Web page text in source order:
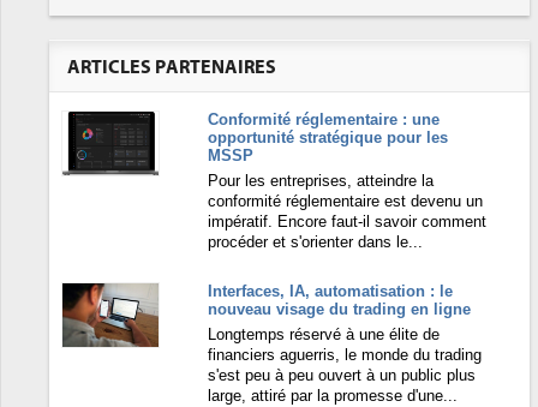
ARTICLES PARTENAIRES
Conformité réglementaire : une
opportunité stratégique pour les
MSSP
Pour les entreprises, atteindre la
conformité réglementaire est devenu un
impératif. Encore faut-il savoir comment
procéder et s'orienter dans le...
Interfaces, IA, automatisation : le
nouveau visage du trading en ligne
Longtemps réservé à une élite de
financiers aguerris, le monde du trading
s'est peu à peu ouvert à un public plus
large, attiré par la promesse d'une...